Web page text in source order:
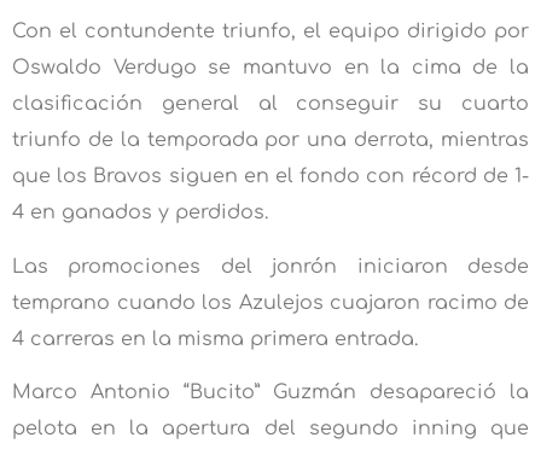
Con el contundente triunfo, el equipo dirigido por
Oswaldo Verdugo se mantuvo en la cima de la
clasificación general al conseguir su cuarto
triunfo de la temporada por una derrota, mientras
que los Bravos siguen en el fondo con récord de 1-
4 en ganados y perdidos.
Las promociones del jonrón iniciaron desde
temprano cuando los Azulejos cuajaron racimo de
4 carreras en la misma primera entrada.
Marco Antonio “Bucito” Guzmán desapareció la
pelota en la apertura del segundo inning que